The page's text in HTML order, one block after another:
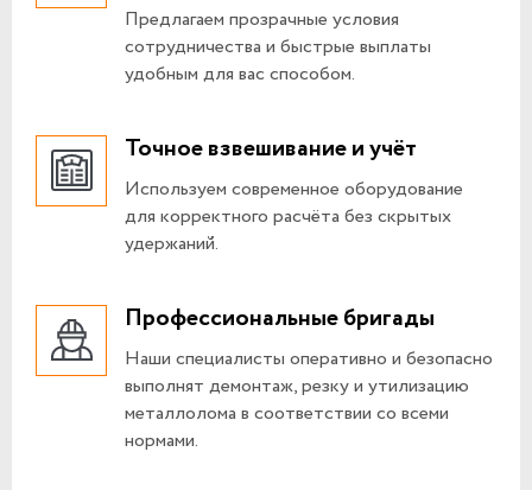
Предлагаем прозрачные условия
сотрудничества и быстрые выплаты
удобным для вас способом.
Точное взвешивание и учёт
Используем современное оборудование
для корректного расчёта без скрытых
удержаний.
Профессиональные бригады
Наши специалисты оперативно и безопасно
выполнят демонтаж, резку и утилизацию
металлолома в соответствии со всеми
нормами.